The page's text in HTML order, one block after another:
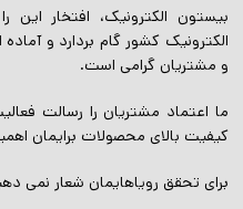
بیستون الکترونیک، افتخار
الکترونیک کشور گام بردارد و
و مشتریان گرامی است.
ما اعتماد مشتریان را رسالت
کیفیت بالای محصولات برایمان
برای تحقق رویاهایمان شعار نمی